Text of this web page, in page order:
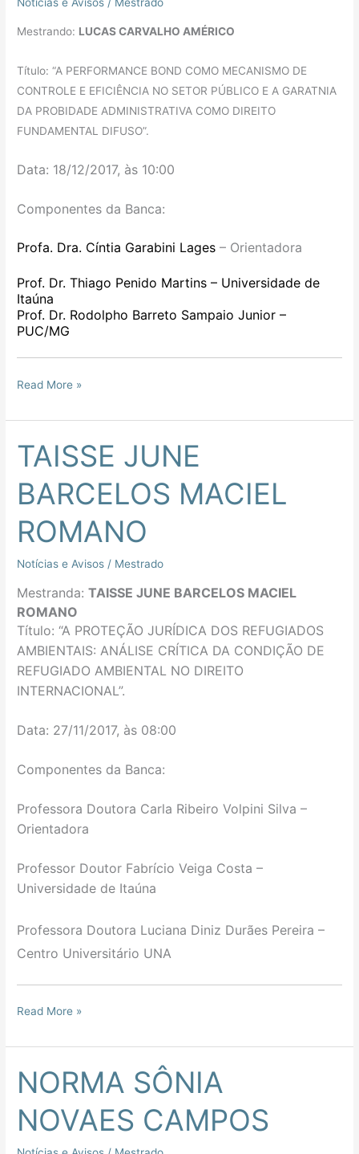
Mestrando: LUCAS CARVALHO AMÉRICO
Título: “A PERFORMANCE BOND COMO MECANISMO DE
CONTROLE E EFICIÊNCIA NO SETOR PÚBLICO E A GARATNIA
DA PROBIDADE ADMINISTRATIVA COMO DIREITO
FUNDAMENTAL DIFUSO”.
Data: 18/12/2017, às 10:00
Componentes da Banca:
Profa. Dra. Cíntia Garabini Lages– Orientadora
Prof. Dr. Thiago Penido Martins – Universidade de
Itaúna
Prof. Dr. Rodolpho Barreto Sampaio Junior –
PUC/MG
Read More »
TAISSE JUNE
BARCELOS MACIEL
ROMANO
Notícias e Avisos / Mestrado
Mestranda:TAISSE JUNE BARCELOS MACIEL
ROMANO
Título: “A PROTEÇÃO JURÍDICA DOS REFUGIADOS
AMBIENTAIS: ANÁLISE CRÍTICA DA CONDIÇÃO DE
REFUGIADO AMBIENTAL NO DIREITO
INTERNACIONAL”.
Data: 27/11/2017, às 08:00
Componentes da Banca:
Professora Doutora Carla Ribeiro Volpini Silva –
Orientadora
Professor Doutor Fabrício Veiga Costa –
Universidade de Itaúna
Professora Doutora Luciana Diniz Durães Pereira –
Centro Universitário UNA
TAISSE
JUNE
BARCELOS
MACIEL
ROMANO
Read More »
NORMA SÔNIA
NOVAES CAMPOS
NORMA
SÔNIA
NOVAES
CAMPOS